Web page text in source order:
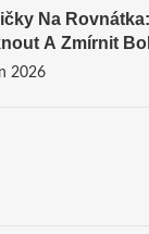
Na
A Zmírnit
2026